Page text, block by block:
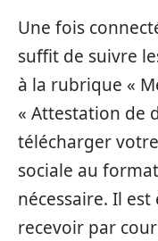
Une fois
suffit de suivre
à la rubrique «
« Attestation de
télécharger
sociale au
nécessaire. Il
recevoir par